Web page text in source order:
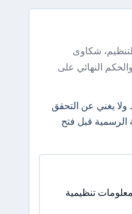
شكاوى
النهائي على
يغني عن التحقق
قبل فتح
تنظيمية